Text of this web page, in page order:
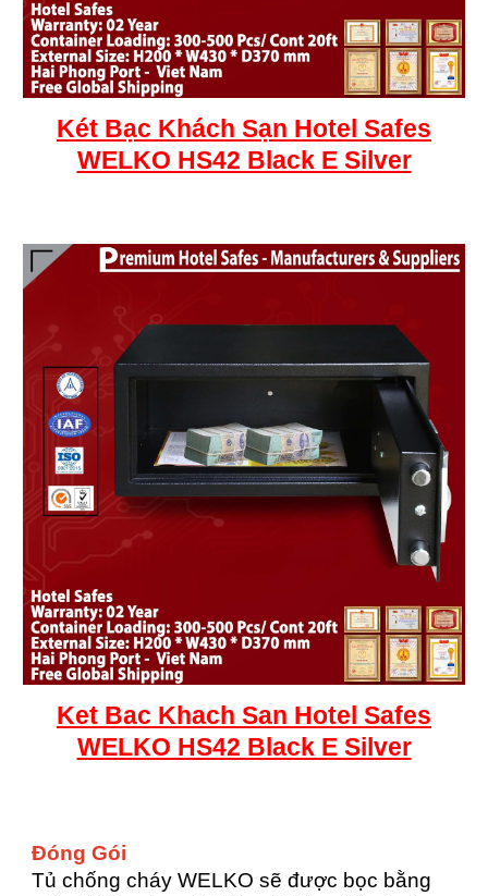
Két Bạc Khách Sạn Hotel Safes
WELKO HS42 Black E Silver
Ket Bac Khach San Hotel Safes
WELKO HS42 Black E Silver
Đóng Gói
Tủ chống cháy WELKO sẽ được bọc bằng